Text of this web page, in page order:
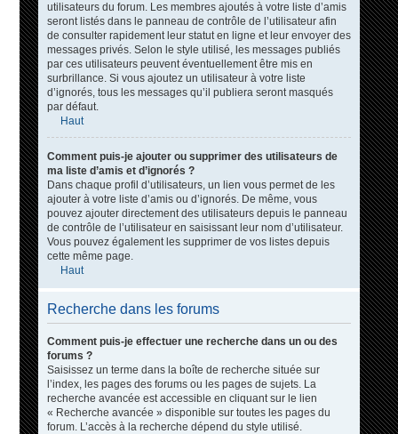
utilisateurs du forum. Les membres ajoutés à votre liste d’amis
seront listés dans le panneau de contrôle de l’utilisateur afin
de consulter rapidement leur statut en ligne et leur envoyer des
messages privés. Selon le style utilisé, les messages publiés
par ces utilisateurs peuvent éventuellement être mis en
surbrillance. Si vous ajoutez un utilisateur à votre liste
d’ignorés, tous les messages qu’il publiera seront masqués
par défaut.
Haut
Comment puis-je ajouter ou supprimer des utilisateurs de
ma liste d’amis et d’ignorés ?
Dans chaque profil d’utilisateurs, un lien vous permet de les
ajouter à votre liste d’amis ou d’ignorés. De même, vous
pouvez ajouter directement des utilisateurs depuis le panneau
de contrôle de l’utilisateur en saisissant leur nom d’utilisateur.
Vous pouvez également les supprimer de vos listes depuis
cette même page.
Haut
Recherche dans les forums
Comment puis-je effectuer une recherche dans un ou des
forums ?
Saisissez un terme dans la boîte de recherche située sur
l’index, les pages des forums ou les pages de sujets. La
recherche avancée est accessible en cliquant sur le lien
« Recherche avancée » disponible sur toutes les pages du
forum. L’accès à la recherche dépend du style utilisé.